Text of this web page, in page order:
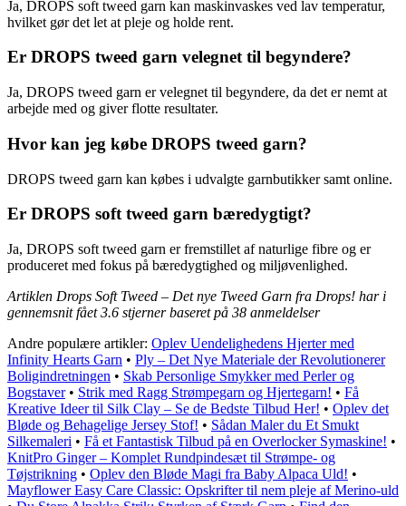
Ja, DROPS soft tweed garn kan maskinvaskes ved lav temperatur,
hvilket gør det let at pleje og holde rent.
Er DROPS tweed garn velegnet til begyndere?
Ja, DROPS tweed garn er velegnet til begyndere, da det er nemt at
arbejde med og giver flotte resultater.
Hvor kan jeg købe DROPS tweed garn?
DROPS tweed garn kan købes i udvalgte garnbutikker samt online.
Er DROPS soft tweed garn bæredygtigt?
Ja, DROPS soft tweed garn er fremstillet af naturlige fibre og er
produceret med fokus på bæredygtighed og miljøvenlighed.
Artiklen Drops Soft Tweed – Det nye Tweed Garn fra Drops! har i
gennemsnit fået3.6 stjerner baseret på 38 anmeldelser
Andre populære artikler: Oplev Uendelighedens Hjerter med
Infinity Hearts Garn • Ply – Det Nye Materiale der Revolutionerer
Boligindretningen • Skab Personlige Smykker med Perler og
Bogstaver• Strik med Ragg Strømpegarn og Hjertegarn! • Få
Kreative Ideer til Silk Clay – Se de Bedste Tilbud Her! • Oplev det
Bløde og Behagelige Jersey Stof! • Sådan Maler du Et Smukt
Silkemaleri • Få et Fantastisk Tilbud på en Overlocker Symaskine! •
KnitPro Ginger – Komplet Rundpindesæt til Strømpe- og
Tøjstrikning • Oplev den Bløde Magi fra Baby Alpaca Uld! •
Mayflower Easy Care Classic: Opskrifter til nem pleje af Merino-uld